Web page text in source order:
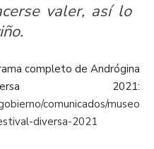
valer, así lo
completo de Andrógina
2021:
comunicados/museo
diversa-2021